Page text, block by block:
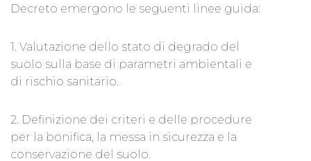
Decreto emergono le seguenti linee guida:
1. Valutazione dello stato di degrado del
suolo sulla base di parametri ambientali e
di rischio sanitario.
2. Definizione dei criteri e delle procedure
per la bonifica, la messa in sicurezza e la
conservazione del suolo.